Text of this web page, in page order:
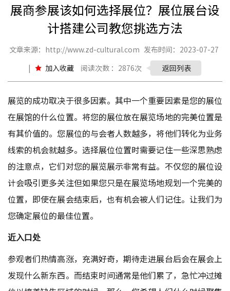
展商参展该如何选择展位？展位展台设
计搭建公司教您挑选方法
文章来源：http://www.zd-cultural.com 发布时间：2023-07-27
|
加入收藏 阅读次数 ：2876次 返回列表
展览的成功取决于很多因素。其中一个重要因素是您的展位
在展馆的什么位置。将您的展位放在展览场地的完美位置是
有其价值的。您展位的与会者人数越多，将他们转化为业务
线索的机会就越多。选择展位位置时需要记住一些深思熟虑
的注意点，它们对您的展览展示非常有益。不仅您的展位设
计会吸引更多关注但如果您只是在展览场地规划一个完美的
位置，即使在展会结束后，也有机会被人们记住。让我们为
您确定展位的最佳位置。
近入口处
参观者们热情高涨，充满好奇，期待走进展台后会在展会上
发现什么新东西。而结束时间通常是他们累了，急忙冲过摊